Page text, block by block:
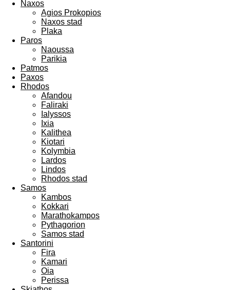
Naxos
Agios Prokopios
Naxos stad
Plaka
Paros
Naoussa
Parikia
Patmos
Paxos
Rhodos
Afandou
Faliraki
Ialyssos
Ixia
Kalithea
Kiotari
Kolymbia
Lardos
Lindos
Rhodos stad
Samos
Kambos
Kokkari
Marathokampos
Pythagorion
Samos stad
Santorini
Fira
Kamari
Oia
Perissa